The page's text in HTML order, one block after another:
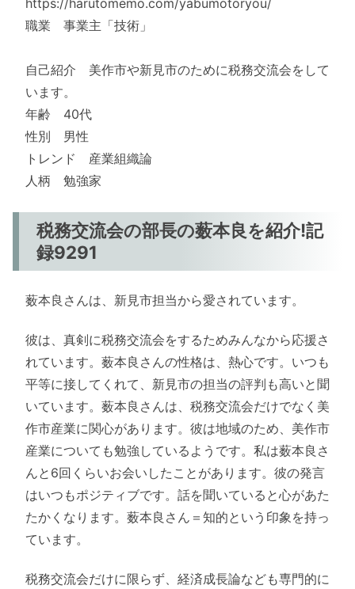
職業 事業主「技術」
自己紹介 美作市や新見市のために税務交流会をして
います。
年齢 40代
性別 男性
トレンド 産業組織論
人柄 勉強家
税務交流会の部長の薮本良を紹介!記
録9291
薮本良さんは、新見市担当から愛されています。
彼は、真剣に税務交流会をするためみんなから応援さ
れています。薮本良さんの性格は、熱心です。いつも
平等に接してくれて、新見市の担当の評判も高いと聞
いています。薮本良さんは、税務交流会だけでなく美
作市産業に関心があります。彼は地域のため、美作市
産業についても勉強しているようです。私は薮本良さ
んと6回くらいお会いしたことがあります。彼の発言
はいつもポジティブです。話を聞いていると心があた
たかくなります。薮本良さん＝知的という印象を持っ
ています。
税務交流会だけに限らず、経済成長論なども専門的に